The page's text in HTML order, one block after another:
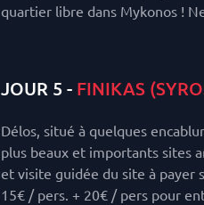
quartier libre dans Mykonos !
JOUR 5 - FINIKAS
Délos, situé à quelques
plus beaux et importants sites
et visite guidée du site à payer
15€ / pers. + 20€ / pers pour